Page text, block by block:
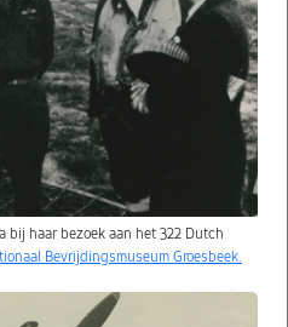
bij haar bezoek aan het 322 Dutch
Bevrijdingsmuseum Groesbeek.